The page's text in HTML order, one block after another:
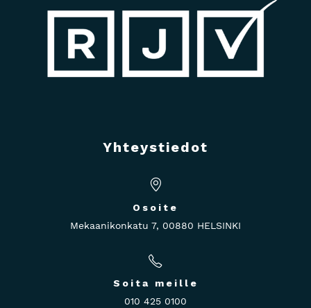
Yhteystiedot
Osoite
Mekaanikonkatu 7, 00880 HELSINKI
Soita meille
010 425 0100